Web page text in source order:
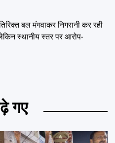
बल मंगवाकर निगरानी कर रही
स्थानीय स्तर पर आरोप-
गए